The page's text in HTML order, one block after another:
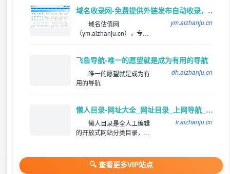
app，就来巨人手游网网体
验吧！
域名收录网-免费提供外链发布自动收录，来路自动排第一位,欢迎和本站自助交换友情链,增加网站的外链与收录。
域名估值网
（ym.aizhanju.cn），专注
为用户提供高效便捷的网址
存储和查询服务，同时提供
齐全且高质量的优秀名站导
航。
ym.aizhanju.cn
飞鱼导航-唯一的愿望就是成为有用的导航
唯一的愿望就是成为有
用的导航
dh.aizhanju.cn
懒人目录-网址大全_网址目录_上网导航_网站提交/登录入口
懒人目录是全人工编辑
的开放式网站分类目录，收
类目录检索、优秀网站参
考、网站推广服务。
lr.aizhanju.cn
🔍 查看更多VIP站点